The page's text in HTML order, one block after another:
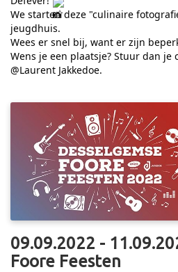
We starten deze "culinaire
jeugdhuis.
Wees er snel bij, want er zijn
Wens je een plaatsje? Stuur dan je
@Laurent Jakkedoe.
09.09.2022 -
Foore Feesten